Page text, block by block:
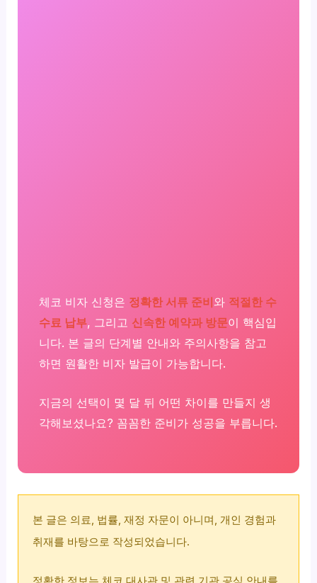
체코 비자 신청은 정확한 서류 준비와 적절한 수
수료 납부, 그리고 신속한 예약과 방문이 핵심입
니다. 본 글의 단계별 안내와 주의사항을 참고
하면 원활한 비자 발급이 가능합니다.
지금의 선택이 몇 달 뒤 어떤 차이를 만들지 생
각해보셨나요? 꼼꼼한 준비가 성공을 부릅니다.
본 글은 의료, 법률, 재정 자문이 아니며, 개인 경험과
취재를 바탕으로 작성되었습니다.